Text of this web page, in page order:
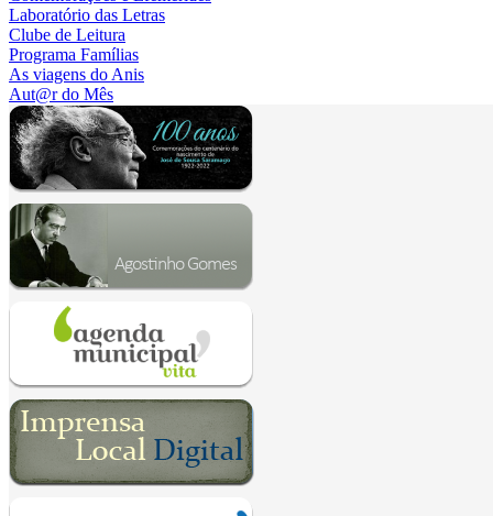
Laboratório das Letras
Clube de Leitura
Programa Famílias
As viagens do Anis
Aut@r do Mês